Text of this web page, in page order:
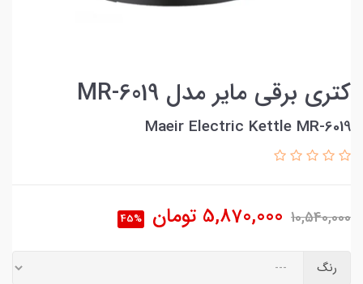
کتری برقی مایر مدل MR-6019
Maeir Electric Kettle MR-6019
10,540,000
5,870,000 تومان 45%
رنگ